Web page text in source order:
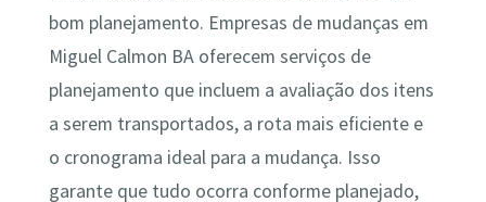
bom planejamento. Empresas de mudanças em
Miguel Calmon BA oferecem serviços de
planejamento que incluem a avaliação dos itens
a serem transportados, a rota mais eficiente e
o cronograma ideal para a mudança. Isso
garante que tudo ocorra conforme planejado,